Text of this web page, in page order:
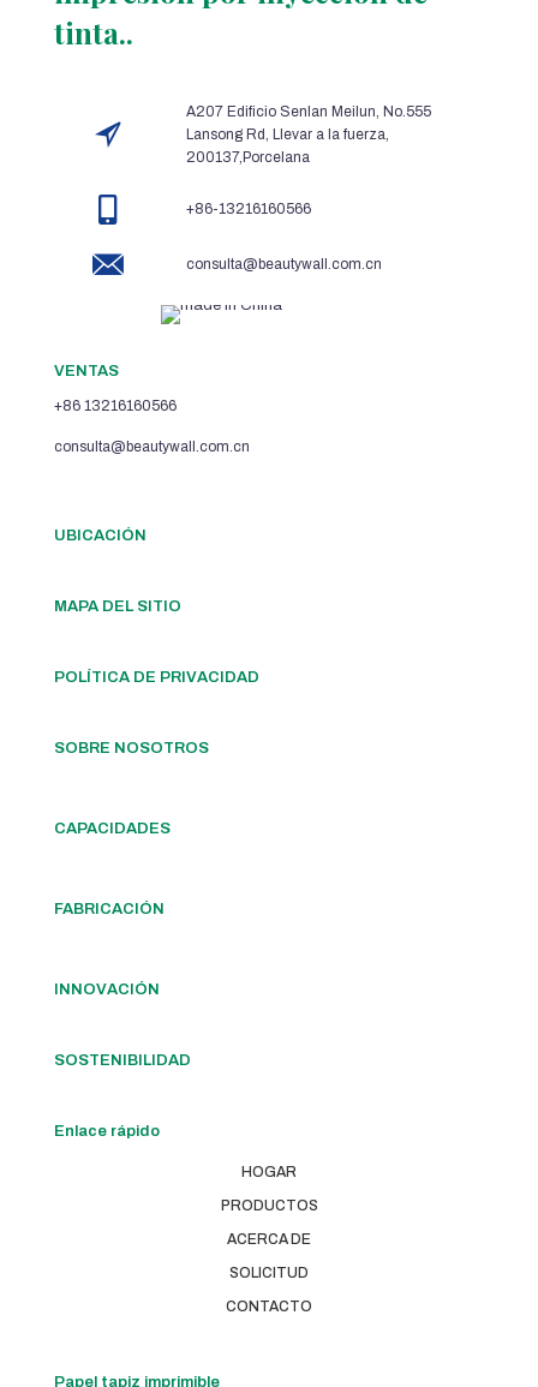
tinta..
A207 Edificio Senlan Meilun, No.555
Lansong Rd, Llevar a la fuerza,
200137,Porcelana
+86-13216160566
consulta@beautywall.com.cn
VENTAS
+86 13216160566
consulta@beautywall.com.cn
UBICACIÓN
MAPA DEL SITIO
POLÍTICA DE PRIVACIDAD
SOBRE NOSOTROS
CAPACIDADES
FABRICACIÓN
INNOVACIÓN
SOSTENIBILIDAD
Enlace rápido
HOGAR
PRODUCTOS
ACERCA DE
SOLICITUD
CONTACTO
Papel tapiz imprimible